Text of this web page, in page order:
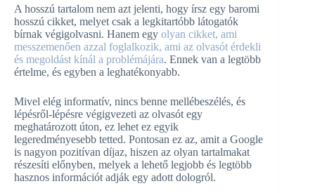
A hosszú tartalom nem azt jelenti, hogy írsz egy baromi
hosszú cikket, melyet csak a legkitartóbb látogatók
bírnak végigolvasni. Hanem egy olyan cikket, ami
messzemenően azzal foglalkozik, ami az olvasót érdekli
és megoldást kínál a problémájára. Ennek van a legtöbb
értelme, és egyben a leghatékonyabb.
Mivel elég informatív, nincs benne mellébeszélés, és
lépésről-lépésre végigvezeti az olvasót egy
meghatározott úton, ez lehet ez egyik
legeredményesebb tetted. Pontosan ez az, amit a Google
is nagyon pozitívan díjaz, hiszen az olyan tartalmakat
részesíti előnyben, melyek a lehető legjobb és legtöbb
hasznos információt adják egy adott dologról.